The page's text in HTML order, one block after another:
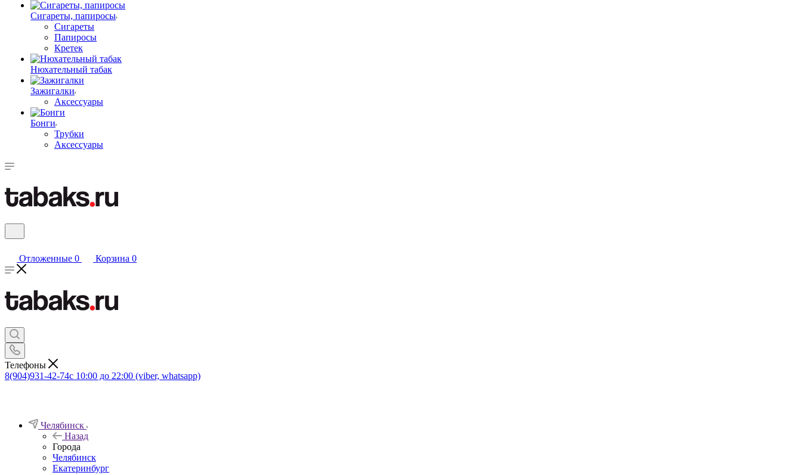
Сигареты, папиросы
Сигареты
Папиросы
Кретек
Нюхательный табак
Зажигалки
Аксессуары
Бонги
Трубки
Аксессуары
Отложенные 0 Корзина 0
Телефоны
8(904)931-42-74с 10:00 до 22:00 (viber, whatsapp)
Челябинск
Назад
Города
Челябинск
Екатеринбург